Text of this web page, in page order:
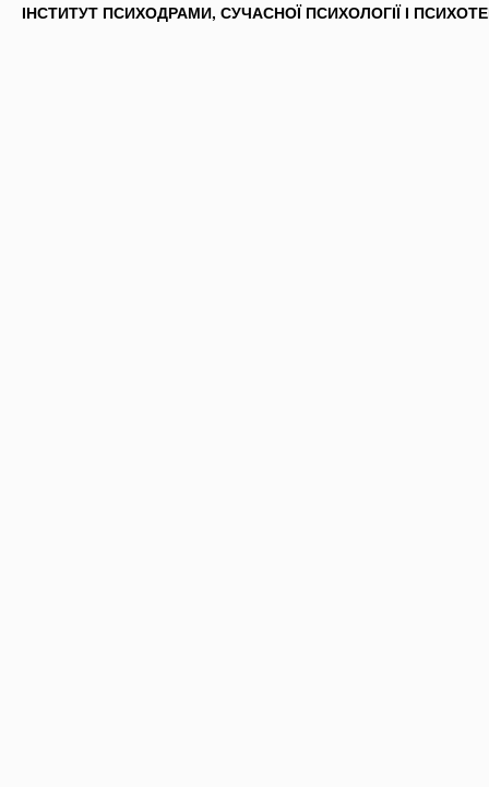
ІНСТИТУТ ПСИХОДРАМИ, СУЧАСНОЇ ПСИХОЛОГІЇ І